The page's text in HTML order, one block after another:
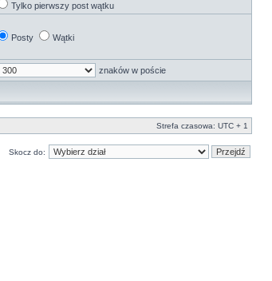
Tylko pierwszy post wątku
Posty Wątki
znaków w poście
Strefa czasowa: UTC + 1
Skocz do: